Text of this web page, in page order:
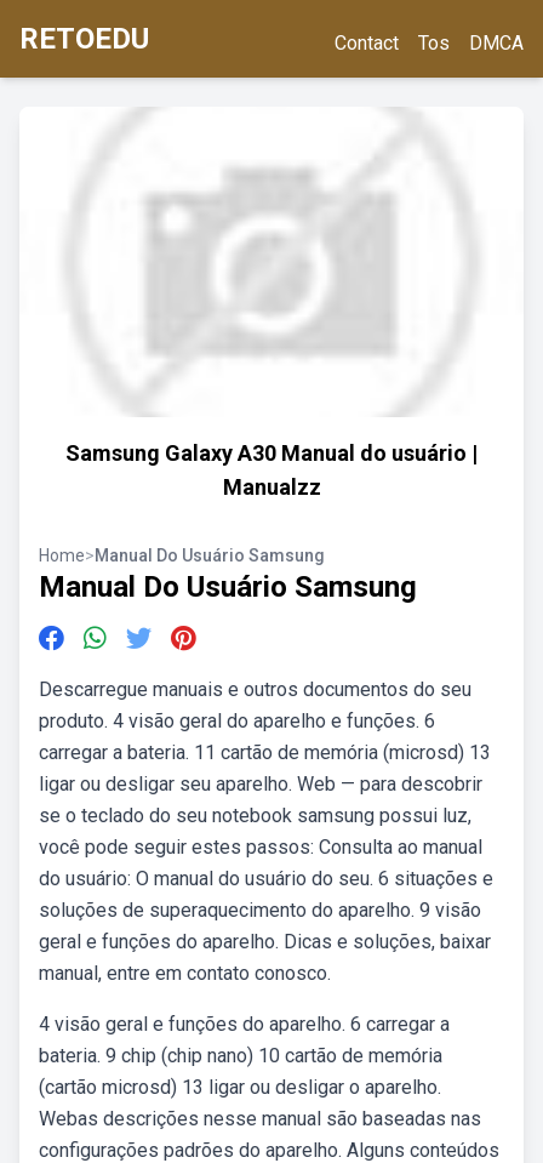
RETOEDU Contact Tos DMCA
Samsung Galaxy A30 Manual do usuário |
Manualzz
Home>Manual Do Usuário Samsung
Manual Do Usuário Samsung
Descarregue manuais e outros documentos do seu
produto. 4 visão geral do aparelho e funções. 6
carregar a bateria. 11 cartão de memória (microsd) 13
ligar ou desligar seu aparelho. Web — para descobrir
se o teclado do seu notebook samsung possui luz,
você pode seguir estes passos: Consulta ao manual
do usuário: O manual do usuário do seu. 6 situações e
soluções de superaquecimento do aparelho. 9 visão
geral e funções do aparelho. Dicas e soluções, baixar
manual, entre em contato conosco.
4 visão geral e funções do aparelho. 6 carregar a
bateria. 9 chip (chip nano) 10 cartão de memória
(cartão microsd) 13 ligar ou desligar o aparelho.
Webas descrições nesse manual são baseadas nas
configurações padrões do aparelho. Alguns conteúdos